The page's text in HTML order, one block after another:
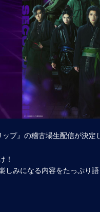
プ』の稽古場生配信が決定
！
しみになる内容をたっぷり